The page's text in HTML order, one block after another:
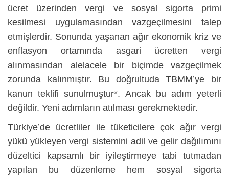
ücret üzerinden vergi ve sosyal sigorta primi
kesilmesi uygulamasından vazgeçilmesini talep
etmişlerdir. Sonunda yaşanan ağır ekonomik kriz ve
enflasyon ortamında asgari ücretten vergi
alınmasından alelacele bir biçimde vazgeçilmek
zorunda kalınmıştır. Bu doğrultuda TBMM’ye bir
kanun teklifi sunulmuştur*. Ancak bu adım yeterli
değildir. Yeni adımların atılması gerekmektedir.
Türkiye’de ücretliler ile tüketicilere çok ağır vergi
yükü yükleyen vergi sistemini adil ve gelir dağılımını
düzeltici kapsamlı bir iyileştirmeye tabi tutmadan
yapılan bu düzenleme hem sosyal sigorta